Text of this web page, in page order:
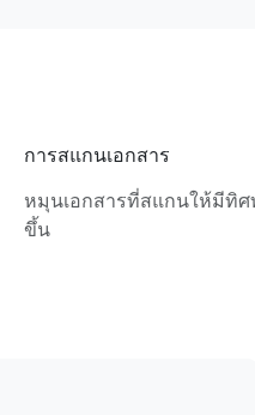
การสแกนเอกสาร
หมุนเอกสารที่สแกนให้มีทิศ
ขึ้น